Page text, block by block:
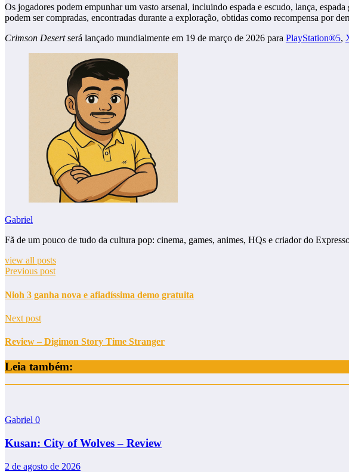
Os jogadores podem empunhar um vasto arsenal, incluindo espada e escudo, lança,
podem ser compradas, encontradas durante a exploração, obtidas como recompensa por
Crimson Desertserá lançado mundialmente em 19 de março de 2026 para PlayStation®5,
Gabriel
Fã de um pouco de tudo da cultura pop: cinema, games, animes, HQs e criador do
view all posts
Previous post
Nioh 3 ganha nova e afiadíssima demo gratuita
Next post
Review – Digimon Story Time Stranger
Leia também:
Gabriel 0
Kusan: City of Wolves – Review
2 de agosto de 2026